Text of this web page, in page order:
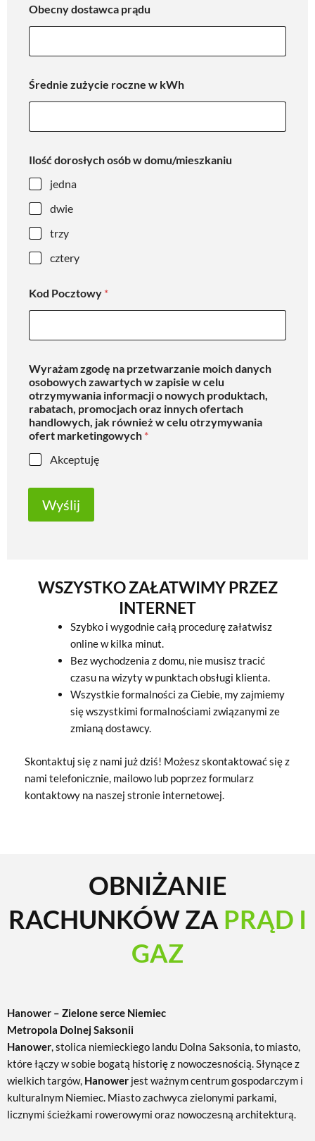
Obecny dostawca prądu
Średnie zużycie roczne w kWh
Ilość dorosłych osób w domu/mieszkaniu
jedna
dwie
trzy
cztery
Kod Pocztowy *
Wyrażam zgodę na przetwarzanie moich danych
osobowych zawartych w zapisie w celu
otrzymywania informacji o nowych produktach,
rabatach, promocjach oraz innych ofertach
handlowych, jak również w celu otrzymywania
ofert marketingowych *
Akceptuję
Wyślij
WSZYSTKO ZAŁATWIMY PRZEZ
INTERNET
Szybko i wygodnie całą procedurę załatwisz
online w kilka minut.
Bez wychodzenia z domu, nie musisz tracić
czasu na wizyty w punktach obsługi klienta.
Wszystkie formalności za Ciebie, my zajmiemy
się wszystkimi formalnościami związanymi ze
zmianą dostawcy.
Skontaktuj się z nami już dziś! Możesz skontaktować się z
nami telefonicznie, mailowo lub poprzez formularz
kontaktowy na naszej stronie internetowej.
OBNIŻANIE
RACHUNKÓW ZA PRĄD I
GAZ
Hanower – Zielone serce Niemiec
Metropola Dolnej Saksonii
Hanower, stolica niemieckiego landu Dolna Saksonia, to miasto,
które łączy w sobie bogatą historię z nowoczesnością. Słynące z
wielkich targów, Hanower jest ważnym centrum gospodarczym i
kulturalnym Niemiec. Miasto zachwyca zielonymi parkami,
licznymi ścieżkami rowerowymi oraz nowoczesną architekturą.